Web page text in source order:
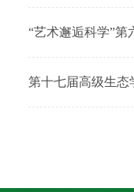
“艺术邂逅科学”第
第十七届高级生态